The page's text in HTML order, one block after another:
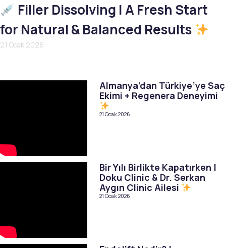
Filler Dissolving | A Fresh Start
for Natural & Balanced Results
21 Ocak 2026
Almanya’dan Türkiye’ye Saç
Ekimi + Regenera Deneyimi
21 Ocak 2026
Bir Yılı Birlikte Kapatırken |
Doku Clinic & Dr. Serkan
Aygın Clinic Ailesi
21 Ocak 2026